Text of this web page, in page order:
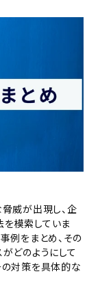
威が出現し、企
模索していま
例をまとめ、その
どのようにして
の対策を具体的な